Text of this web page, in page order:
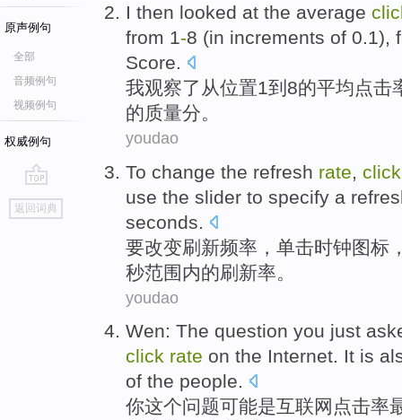
原声例句
全部
音频例句
视频例句
权威例句
go
top
返回词典
I then looked at the average
from 1-8 (in increments of 0.1),
Score.
我观察了 从位置1到8的平均点击
的质量分。
youdao
To change the refresh rate click
use the slider to specify a
seconds.
要改变刷新频率 ， 单击时钟图标
秒范围内的刷新率 。
youdao
Wen: The question you just
click rate on the Internet. It is
of the people.
你这个问题可能是互联网 点击率